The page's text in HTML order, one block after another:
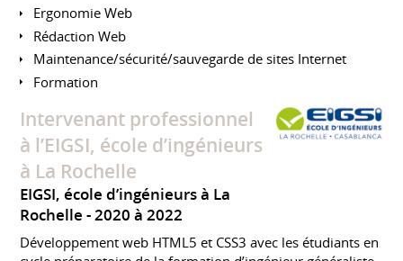
Ergonomie Web
Rédaction Web
Maintenance/sécurité/sauvegarde de sites Internet
Formation
Intervenant professionnel
à l’EIGSI, école d’ingénieurs
à La Rochelle
EIGSI, école d’ingénieurs à La
Rochelle
2020 à 2022
Développement web HTML5 et CSS3 avec les étudiants en